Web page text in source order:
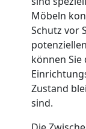
Möbeln
Schutz vor
können
Zustand
sind.
Umzüge